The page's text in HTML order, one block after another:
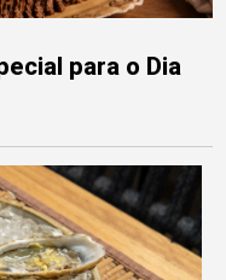
para o Dia